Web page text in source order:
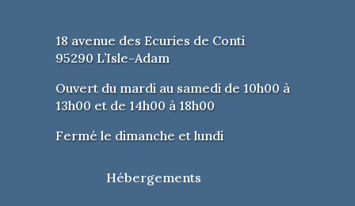
18 avenue des Ecuries de Conti
95290 L’Isle-Adam
Ouvert du mardi au samedi de 10h00 à
13h00 et de 14h00 à 18h00
Fermé le dimanche et lundi
Hébergements